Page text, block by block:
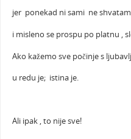
jer ponekad ni sami ne
i misleno se prospu po platnu ,
Ako kažemo sve počinje s
u redu je; istina je.
Ali ipak , to nije sve!